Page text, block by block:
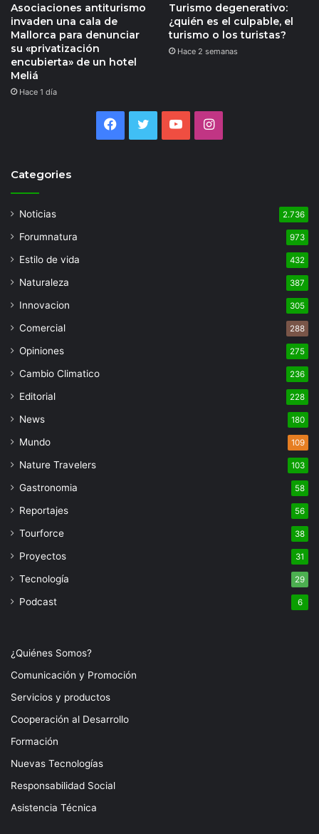
Asociaciones antiturismo
invaden una cala de
Mallorca para denunciar
su «privatización
encubierta» de un hotel
Meliá
Hace 1 día
Turismo degenerativo:
¿quién es el culpable, el
turismo o los turistas?
Hace 2 semanas
Facebook
TwitterYouTubeInstagram
Categories
Noticias 2.736
Forumnatura 973
Estilo de vida 432
Naturaleza 387
Innovacion 305
Comercial 288
Opiniones 275
Cambio Climatico 236
Editorial 228
News 180
Mundo 109
Nature Travelers 103
Gastronomia 58
Reportajes 56
Tourforce 38
Proyectos 31
Tecnología 29
Podcast 6
¿Quiénes Somos?
Comunicación y Promoción
Servicios y productos
Cooperación al Desarrollo
Formación
Nuevas Tecnologías
Responsabilidad Social
Asistencia Técnica